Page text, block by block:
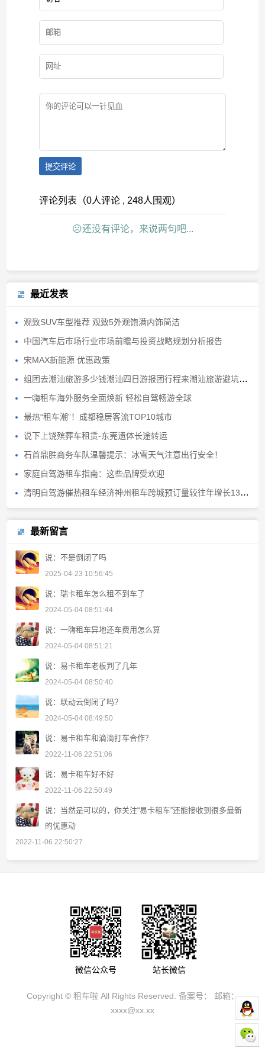
提交评论
评论列表（0人评论 , 248人围观）
☹还没有评论，来说两句吧...
最近发表
观致SUV车型推荐 观致5外观饱满内饰简洁
中国汽车后市场行业市场前瞻与投资战略规划分析报告
宋MAX新能源 优惠政策
组团去潮汕旅游多少钱潮汕四日游报团行程来潮汕旅游避坑避雷
一嗨租车海外服务全面焕新 轻松自驾畅游全球
最热“租车潮”！成都稳居客流TOP10城市
说下上饶殡葬车租赁-东莞遗体长途转运
石首鼎胜商务车队温馨提示：冰雪天气注意出行安全！
家庭自驾游租车指南：这些品牌受欢迎
清明自驾游催热租车经济神州租车跨城预订量较往年增长130%
最新留言
说：不是倒闭了吗
2025-04-23 10:56:45
说：瑞卡租车怎么租不到车了
2024-05-04 08:51:44
说：一嗨租车异地还车费用怎么算
2024-05-04 08:51:21
说：易卡租车老板判了几年
2024-05-04 08:50:40
说：联动云倒闭了吗?
2024-05-04 08:49:50
说：易卡租车和滴滴打车合作？
2022-11-06 22:51:06
说：易卡租车好不好
2022-11-06 22:50:49
说：当然是可以的，你关注“易卡租车”还能接收到很多最新
的优惠动
2022-11-06 22:50:27
微信公众号 站长微信
Copyright © 租车啦 All Rights Reserved. 备案号：
邮箱：
xxxx@xx.xx